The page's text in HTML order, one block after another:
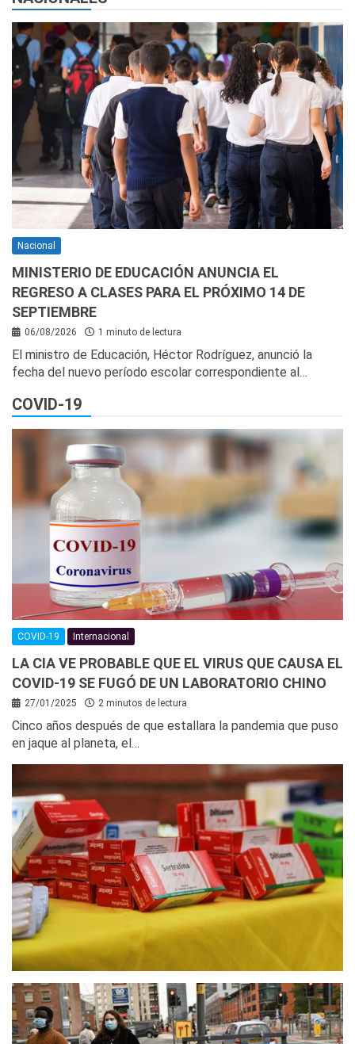
Nacional
MINISTERIO DE EDUCACIÓN ANUNCIA EL
REGRESO A CLASES PARA EL PRÓXIMO 14 DE
SEPTIEMBRE
06/08/2026 1 minuto de lectura
El ministro de Educación, Héctor Rodríguez, anunció la
fecha del nuevo período escolar correspondiente al…
COVID-19
COVID-19 Internacional
LA CIA VE PROBABLE QUE EL VIRUS QUE CAUSA EL
COVID-19 SE FUGÓ DE UN LABORATORIO CHINO
27/01/2025 2 minutos de lectura
Cinco años después de que estallara la pandemia que puso
en jaque al planeta, el…